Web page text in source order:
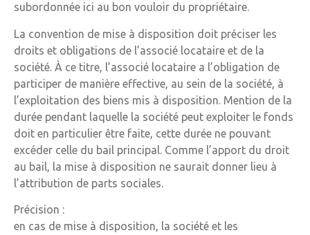
subordonnée ici au bon vouloir du propriétaire.
La convention de mise à disposition doit préciser les
droits et obligations de l’associé locataire et de la
société. À ce titre, l’associé locataire a l’obligation de
participer de manière effective, au sein de la société, à
l’exploitation des biens mis à disposition. Mention de la
durée pendant laquelle la société peut exploiter le fonds
doit en particulier être faite, cette durée ne pouvant
excéder celle du bail principal. Comme l’apport du droit
au bail, la mise à disposition ne saurait donner lieu à
l’attribution de parts sociales.
Précision :
en cas de mise à disposition, la société et les